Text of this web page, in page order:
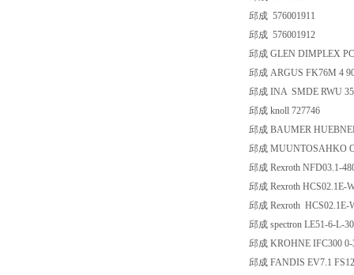
邱成 576001911
邱成 576001912
邱成 GLEN DIMPLEX
邱成 ARGUS FK76M 4
邱成 INA SMDE RWU
邱成 knoll 727746
邱成 BAUMER
邱成 MUUNTOSAHKO
邱成 Rexroth NFD03.1-
邱成 Rexroth HCS02.1E-
邱成 Rexroth HCS02.1E-
邱成 spectron LE51-6-L-
邱成 KROHNE IFC300
邱成 FANDIS EV7.1